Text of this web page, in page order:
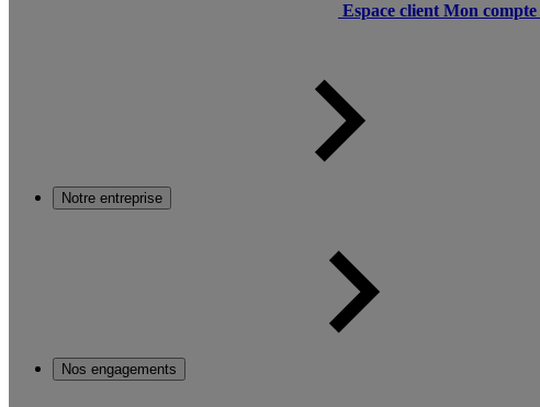
Espace client Mon compte
Notre entreprise
Nos engagements